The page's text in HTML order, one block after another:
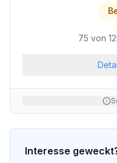
75 von
Interesse